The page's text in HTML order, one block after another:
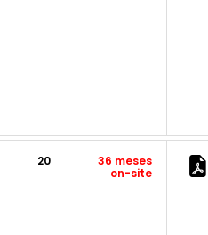
20
36 meses
on-site